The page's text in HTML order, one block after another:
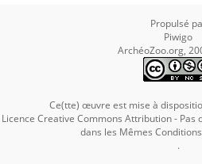
Propulsé
Piwigo
ArchéoZoo.org,
Ce(tte) œuvre est mise à
Licence Creative Commons Attribution - Pas
dans les Mêmes
.